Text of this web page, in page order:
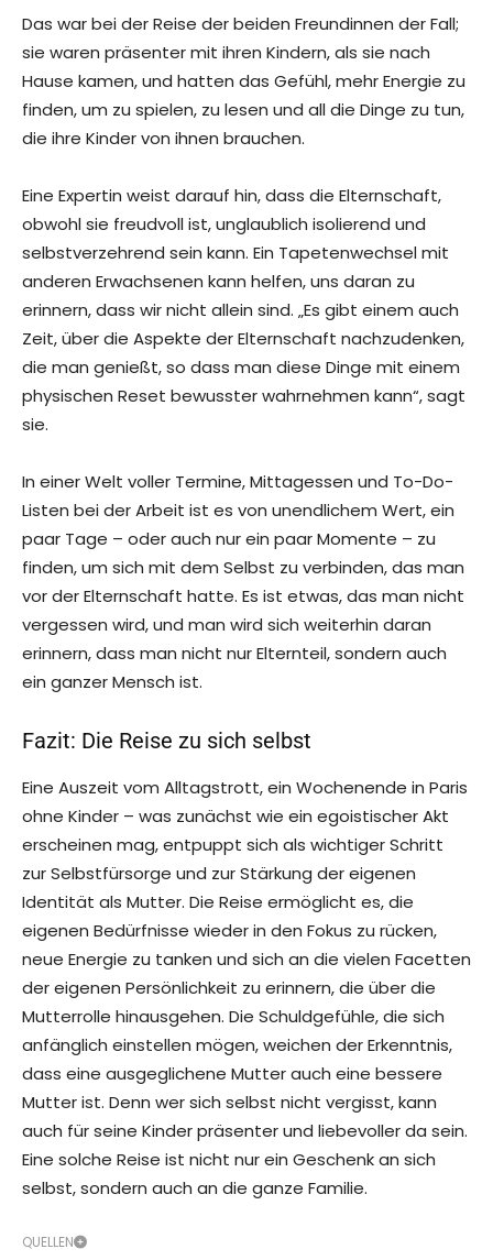
Das war bei der Reise der beiden Freundinnen der Fall;
sie waren präsenter mit ihren Kindern, als sie nach
Hause kamen, und hatten das Gefühl, mehr Energie zu
finden, um zu spielen, zu lesen und all die Dinge zu tun,
die ihre Kinder von ihnen brauchen.
Eine Expertin weist darauf hin, dass die Elternschaft,
obwohl sie freudvoll ist, unglaublich isolierend und
selbstverzehrend sein kann. Ein Tapetenwechsel mit
anderen Erwachsenen kann helfen, uns daran zu
erinnern, dass wir nicht allein sind. „Es gibt einem auch
Zeit, über die Aspekte der Elternschaft nachzudenken,
die man genießt, so dass man diese Dinge mit einem
physischen Reset bewusster wahrnehmen kann“, sagt
sie.
In einer Welt voller Termine, Mittagessen und To-Do-
Listen bei der Arbeit ist es von unendlichem Wert, ein
paar Tage – oder auch nur ein paar Momente – zu
finden, um sich mit dem Selbst zu verbinden, das man
vor der Elternschaft hatte. Es ist etwas, das man nicht
vergessen wird, und man wird sich weiterhin daran
erinnern, dass man nicht nur Elternteil, sondern auch
ein ganzer Mensch ist.
Fazit: Die Reise zu sich selbst
Eine Auszeit vom Alltagstrott, ein Wochenende in Paris
ohne Kinder – was zunächst wie ein egoistischer Akt
erscheinen mag, entpuppt sich als wichtiger Schritt
zur Selbstfürsorge und zur Stärkung der eigenen
Identität als Mutter. Die Reise ermöglicht es, die
eigenen Bedürfnisse wieder in den Fokus zu rücken,
neue Energie zu tanken und sich an die vielen Facetten
der eigenen Persönlichkeit zu erinnern, die über die
Mutterrolle hinausgehen. Die Schuldgefühle, die sich
anfänglich einstellen mögen, weichen der Erkenntnis,
dass eine ausgeglichene Mutter auch eine bessere
Mutter ist. Denn wer sich selbst nicht vergisst, kann
auch für seine Kinder präsenter und liebevoller da sein.
Eine solche Reise ist nicht nur ein Geschenk an sich
selbst, sondern auch an die ganze Familie.
QUELLEN